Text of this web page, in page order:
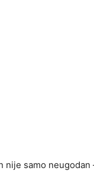
nije samo